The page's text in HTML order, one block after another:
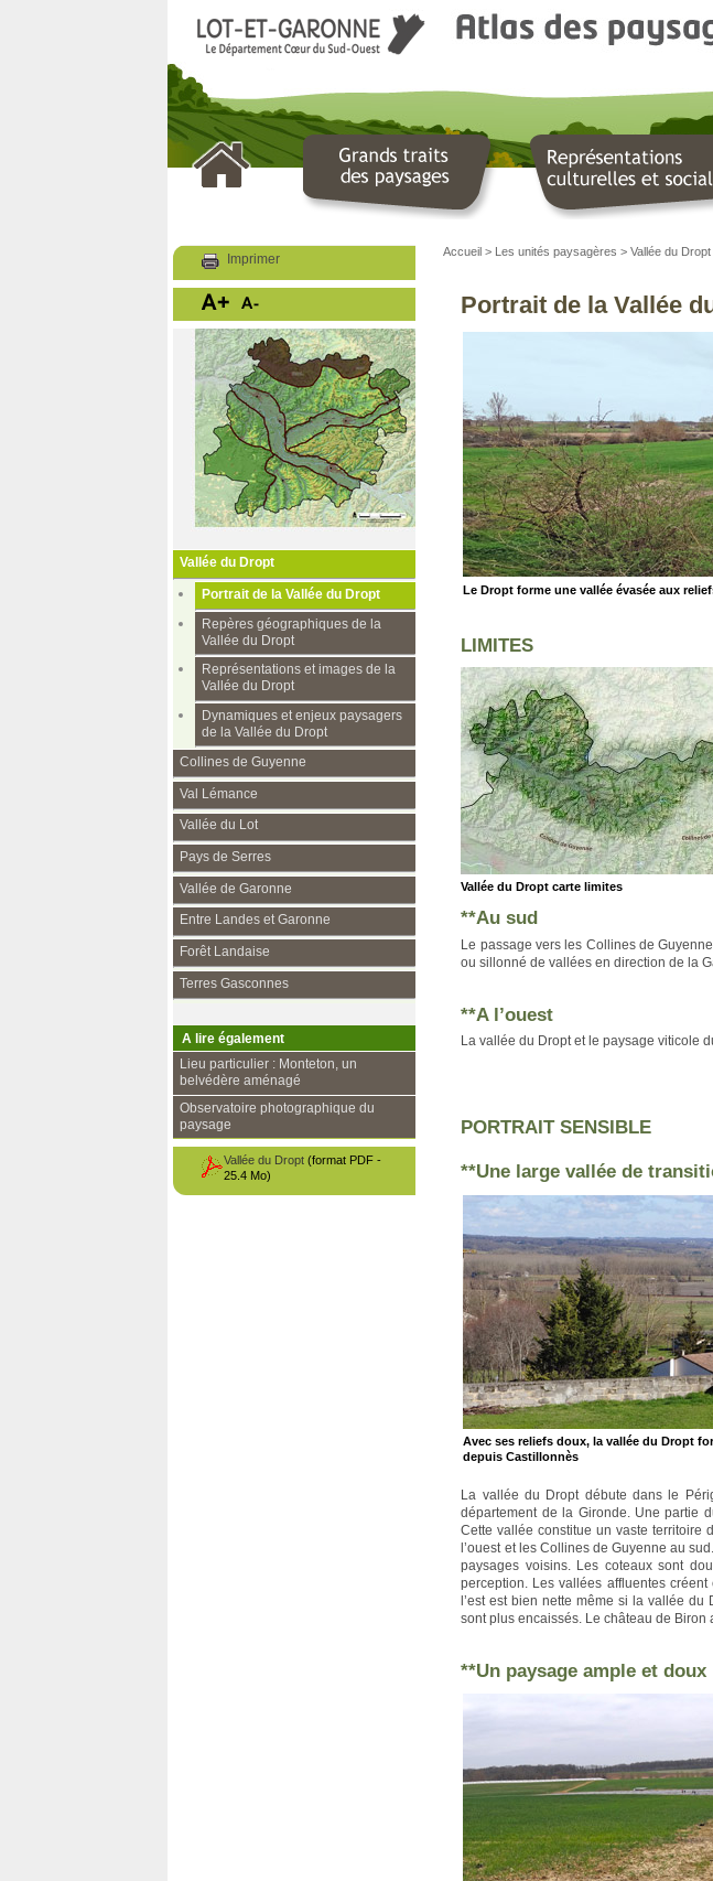
LOT ET GARONNE
Le Département
Imprimer
Vallée du Dropt
Portrait de la Vallée du Dropt
Repères géographiques de la
Vallée du Dropt
Représentations et images de la
Vallée du Dropt
Dynamiques et enjeux paysagers
de la Vallée du Dropt
Collines de Guyenne
Val Lémance
Vallée du Lot
Pays de Serres
Vallée de Garonne
Entre Landes et Garonne
Forêt Landaise
Terres Gasconnes
A lire également
Lieu particulier : Monteton, un
belvédère aménagé
Observatoire photographique du
paysage
Vallée du Dropt (format PDF -
25.4 Mo)
Accueil > Les unités paysagères >Vallée du Dropt
Portrait de la Vallée
Le Dropt forme une vallée évasée aux
LIMITES
Vallée du Dropt carte limites
**Au sud
Le passage vers les Collines de
ou sillonné de vallées en direction de la
**A l’ouest
La vallée du Dropt et le paysage viticole
PORTRAIT SENSIBLE
**Une large vallée de
Avec ses reliefs doux, la vallée du Dropt
depuis Castillonnès
La vallée du Dropt débute dans le
département de la Gironde. Une partie
Cette vallée constitue un vaste territoire
l’ouest et les Collines de Guyenne au
paysages voisins. Les coteaux sont
perception. Les vallées affluentes
l’est est bien nette même si la vallée du
sont plus encaissés. Le château de
**Un paysage ample et doux